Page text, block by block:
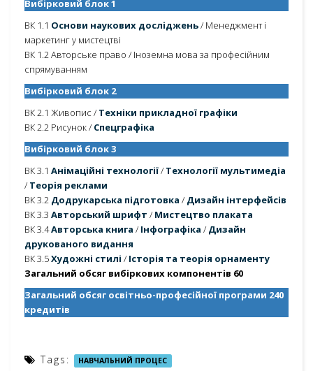
Вибірковий блок 1
ВК 1.1 Основи наукових досліджень/ Менеджмент і
маркетинг у мистецтві
ВК 1.2 Авторське право / Іноземна мова за професійним
спрямуванням
Вибірковий блок 2
ВК 2.1 Живопис / Техніки прикладної графіки
ВК 2.2 Рисунок / Спецграфіка
Вибірковий блок 3
ВК 3.1 Анімаційні технології/ Технології мультимедіа
/ Теорія реклами
ВК 3.2 Додрукарська підготовка / Дизайн інтерфейсів
ВК 3.3 Авторський шрифт / Мистецтво плаката
ВК 3.4Авторська книга / Інфографіка / Дизайн
друкованого видання
ВК 3.5Художні стилі / Історія та теорія орнаменту
Загальний обсяг вибіркових компонентів 60
Загальний обсяг освітньо-професійної програми 240
кредитів
Tags: НАВЧАЛЬНИЙ ПРОЦЕС